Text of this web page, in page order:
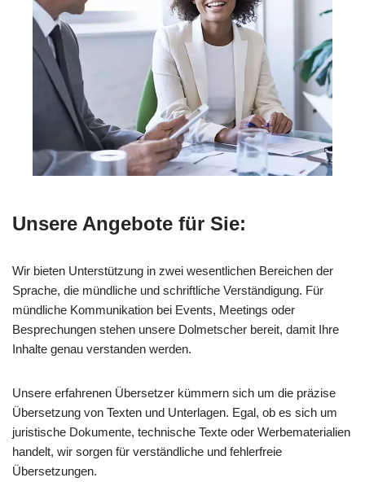
Unsere Angebote für Sie:
Wir bieten Unterstützung in zwei wesentlichen Bereichen der
Sprache, die mündliche und schriftliche Verständigung. Für
mündliche Kommunikation bei Events, Meetings oder
Besprechungen stehen unsere Dolmetscher bereit, damit Ihre
Inhalte genau verstanden werden.
Unsere erfahrenen Übersetzer kümmern sich um die präzise
Übersetzung von Texten und Unterlagen. Egal, ob es sich um
juristische Dokumente, technische Texte oder Werbematerialien
handelt, wir sorgen für verständliche und fehlerfreie
Übersetzungen.